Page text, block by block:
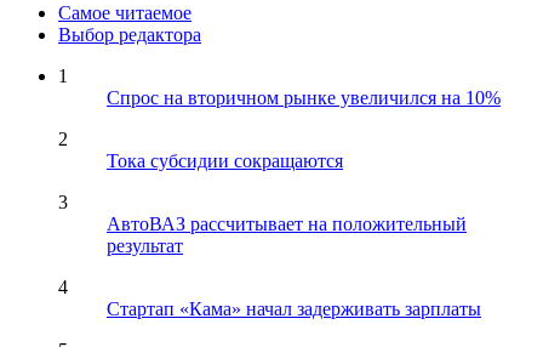
Самое читаемое
Выбор редактора
1
Спрос на вторичном рынке увеличился на 10%
2
Тока субсидии сокращаются
3
АвтоВАЗ рассчитывает на положительный
результат
4
Стартап «Кама» начал задерживать зарплаты